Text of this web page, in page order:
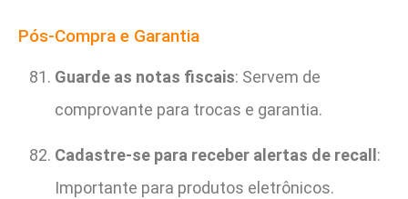
Pós-Compra e Garantia
Guarde as notas fiscais: Servem de
comprovante para trocas e garantia.
Cadastre-se para receber alertas de recall :
Importante para produtos eletrônicos.